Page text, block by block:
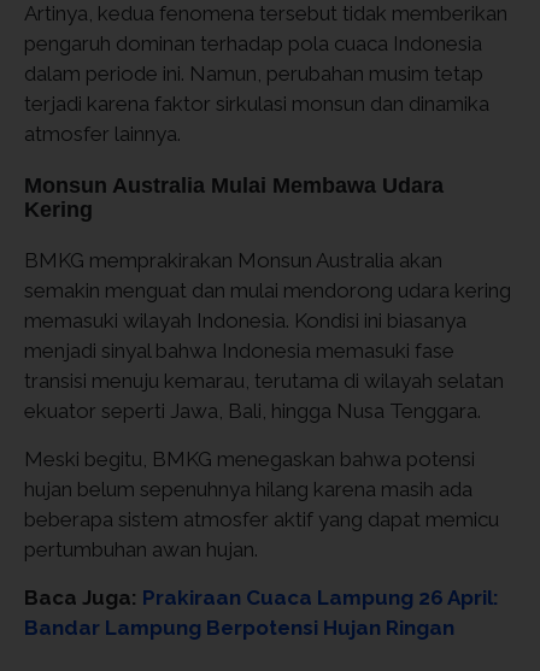
Artinya, kedua fenomena tersebut tidak memberikan
pengaruh dominan terhadap pola cuaca Indonesia
dalam periode ini. Namun, perubahan musim tetap
terjadi karena faktor sirkulasi monsun dan dinamika
atmosfer lainnya.
Monsun Australia Mulai Membawa Udara
Kering
BMKG memprakirakan Monsun Australia akan
semakin menguat dan mulai mendorong udara kering
memasuki wilayah Indonesia. Kondisi ini biasanya
menjadi sinyal bahwa Indonesia memasuki fase
transisi menuju kemarau, terutama di wilayah selatan
ekuator seperti Jawa, Bali, hingga Nusa Tenggara.
Meski begitu, BMKG menegaskan bahwa potensi
hujan belum sepenuhnya hilang karena masih ada
beberapa sistem atmosfer aktif yang dapat memicu
pertumbuhan awan hujan.
Baca Juga: Prakiraan Cuaca Lampung 26 April:
Bandar Lampung Berpotensi Hujan Ringan